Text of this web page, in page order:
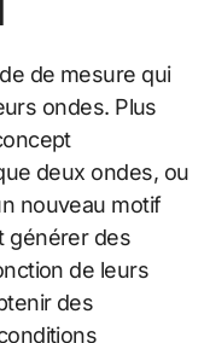
de mesure qui
ondes. Plus
deux ondes, ou
nouveau motif
générer des
de leurs
des